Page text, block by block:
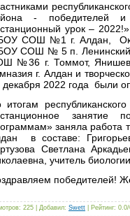
- победителей и
урок –
СОШ №1 г. Алдан,
СОШ № 5 п. Ленинский,
№36 г. Томмот,
г. Алдан и
декабря 2022 года были
итогам
занятие
заняла работа
в составе:
Светлана
учитель
победителей!
: 225 | Добавил: Swett Рейтинг: 0.0/